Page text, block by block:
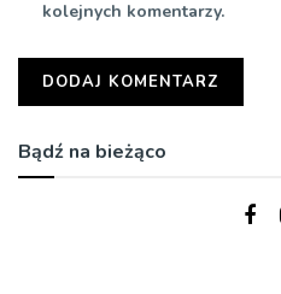
kolejnych komentarzy.
Bądź na bieżąco